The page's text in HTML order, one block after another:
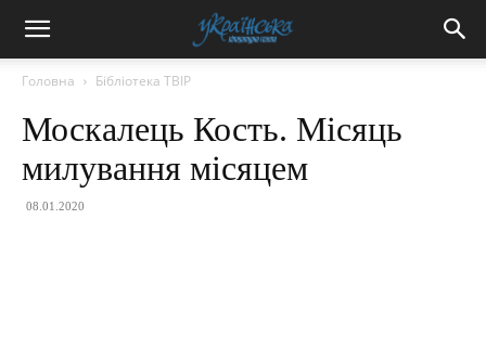
Головна Бібліотека ТВІР
Москалець Кость. Місяць
милування місяцем
08.01.2020